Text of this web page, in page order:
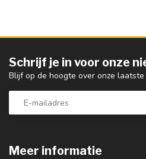
Meer informatie
Schrijf je in voor onze
Blijf op de hoogte over onze laatste